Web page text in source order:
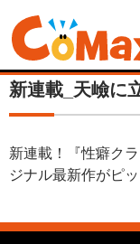
電子書籍マンガ
テゴリは使用しません
新連載_天嶮に
新連載！『性癖ク
ジナル最新作がピ